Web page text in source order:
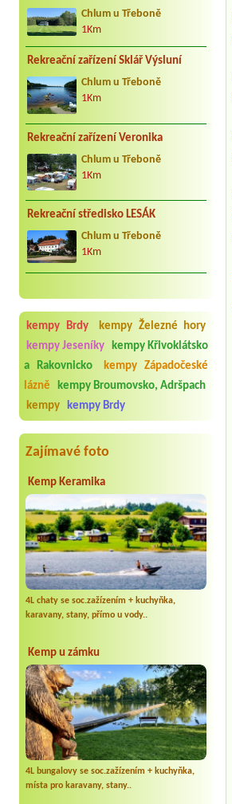
Chlum u Třeboně
1Km
Rekreační zařízení Sklář Výsluní
Chlum u Třeboně
1Km
Rekreační zařízení Veronika
Chlum u Třeboně
1Km
Rekreační středisko LESÁK
Chlum u Třeboně
1Km
kempy Brdy
kempy Železné hory
kempy Jeseníky
kempy Křivoklátsko
a Rakovnicko
kempy Západočeské
lázně
kempy Broumovsko, Adršpach
kempy kempy Brdy
Zajímavé foto
Kemp Keramika
4L chaty se soc.zažízením + kuchyňka,
karavany, stany, přímo u vody..
Kemp u zámku
4L bungalovy se soc.zažízením + kuchyňka,
místa pro karavany, stany..